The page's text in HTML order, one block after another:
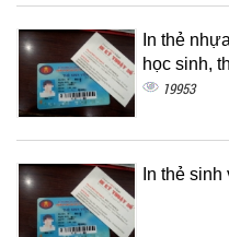
In thẻ
học sinh,
19953
In thẻ